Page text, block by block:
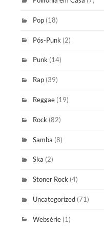
Pop (18)
Pós-Punk (2)
Punk (14)
Rap (39)
Reggae (19)
Rock (82)
Samba (8)
Ska (2)
Stoner Rock (4)
Uncategorized (71)
Websérie (1)